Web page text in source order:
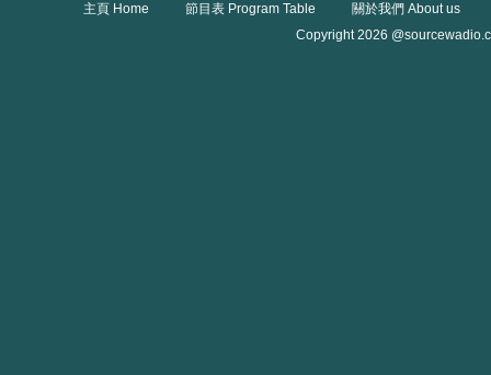
主頁 Home 節目表 Program Table
關於我們 About us
Copyright 2026